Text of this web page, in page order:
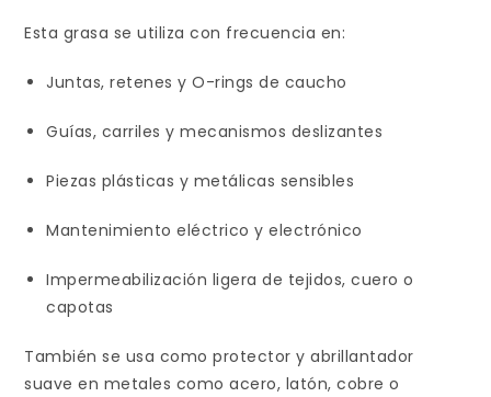
Esta grasa se utiliza con frecuencia en:
Juntas, retenes y O-rings de caucho
Guías, carriles y mecanismos deslizantes
Piezas plásticas y metálicas sensibles
Mantenimiento eléctrico y electrónico
Impermeabilización ligera de tejidos, cuero o
capotas
También se usa como protector y abrillantador
suave en metales como acero, latón, cobre o